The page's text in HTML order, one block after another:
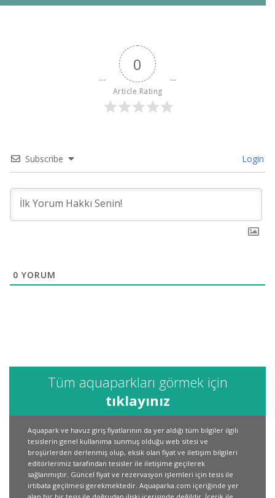
0
Article Rating
Subscribe Login
0 YORUM
Tüm aquaparkları görmek için
tıklayınız
Aquapark ve havuz giriş fiyatlarının da yer aldığı tüm bilgiler ilgili
tesislerin genel kullanıma sunmuş olduğu web sitesi ve
broşürlerden derlenmiş olup, eksik olan fiyat ve iletişim bilgileri
editörlerimiz tarafından tesisler ile iletişime geçilerek
sağlanmıştır. Güncel fiyat ve rezervasyon işlemleri için tesis ile
irtibata geçilmesi gerekmektedir. Aquaparka.com içeriğinde yer